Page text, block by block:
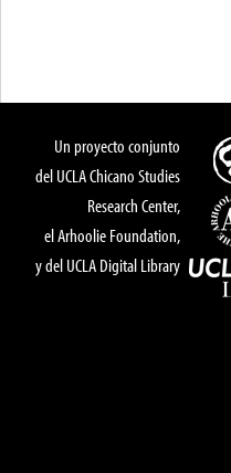
Un proyecto conjunto
del UCLA Chicano Studies
Research Center,
el Arhoolie Foundation,
y del UCLA Digital Library